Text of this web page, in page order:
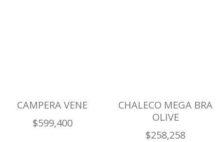
CAMPERA VENE
$599,400
CHALECO MEGA BRA
OLIVE
$258,258